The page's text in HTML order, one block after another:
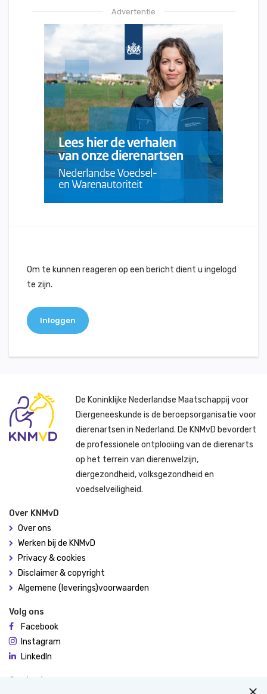
Advertentie
Om te kunnen reageren op een bericht dient u ingelogd
te zijn.
Inloggen
De Koninklijke Nederlandse Maatschappij voor
Diergeneeskunde is de beroepsorganisatie voor
dierenartsen in Nederland. De KNMvD bevordert
de professionele ontplooiing van de dierenarts
op het terrein van dierenwelzijn,
diergezondheid, volksgezondheid en
voedselveiligheid.
Over KNMvD
Over ons
Werken bij de KNMvD
Privacy & cookies
Disclaimer & copyright
Algemene (leverings)voorwaarden
Volg ons
Facebook
Instagram
LinkedIn
Contact